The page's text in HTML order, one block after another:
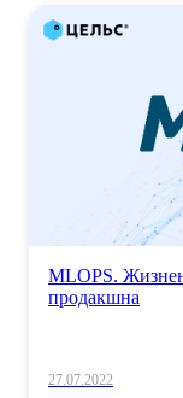
MLOPS.
продакшна
27.07.2022